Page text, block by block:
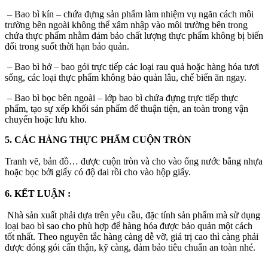
– Bao bì kín – chứa đựng sản phẩm làm nhiệm vụ ngăn cách môi
trường bên ngoài không thể xâm nhập vào môi trường bên trong
chứa thực phẩm nhằm đảm bảo chất lượng thực phẩm không bị biến
đổi trong suốt thời hạn bảo quản.
– Bao bì hở – bao gói trực tiếp các loại rau quả hoặc hàng hóa tươi
sống, các loại thực phẩm không bảo quản lâu, chế biến ăn ngay.
– Bao bì bọc bên ngoài – lớp bao bì chứa đựng trực tiếp thực
phẩm, tạo sự xếp khối sản phẩm để thuận tiện, an toàn trong vận
chuyển hoặc lưu kho.
5. CÁC HÀNG THỰC PHẨM CUỘN TRÒN
Tranh vẽ, bản đồ… được cuộn tròn và cho vào ống nước bằng nhựa
hoặc bọc bởi giấy có độ dai rồi cho vào hộp giấy.
6. KẾT LUẬN :
Nhà sản xuất phải dựa trên yêu cầu, đặc tính sản phẩm mà sử dụng
loại bao bì sao cho phù hợp để hàng hóa được bảo quản một cách
tốt nhất. Theo nguyên tắc hàng càng dễ vỡ, giá trị cao thì càng phải
được đóng gói cẩn thận, kỹ càng, đảm bảo tiêu chuẩn an toàn nhé.